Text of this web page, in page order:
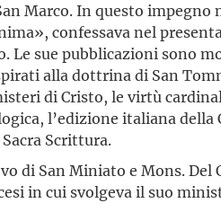
Marco. In questo impegno
confessava nel
Le sue pubblicazioni sono
alla dottrina di San
di Cristo, le virtù
l’edizione italiana della
Scrittura.
di San Miniato e Mons. Del
in cui svolgeva il suo